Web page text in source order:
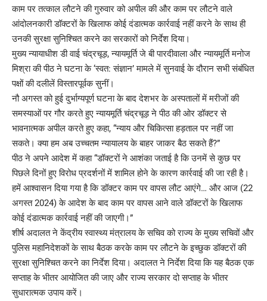
काम पर तत्काल लौटने की गुरुवार को अपील की और काम पर लौटने वाले
आंदोलनकारी डॉक्टरों के खिलाफ कोई दंडात्मक कार्रवाई नहीं करने के साथ ही
उनकी सुरक्षा सुनिश्चित करने का सरकारों को निर्देश दिया।
मुख्य न्यायाधीश डी वाई चंद्रचूड़, न्यायमूर्ति जे बी पारदीवाला और न्यायमूर्ति मनोज
मिश्रा की पीठ ने घटना के ‘स्वत: संज्ञान’ मामले में सुनवाई के दौरान सभी संबंधित
पक्षों की दलीलें विस्तारपूर्वक सुनीं।
नौ अगस्त को हुई दुर्भाग्यपूर्ण घटना के बाद देशभर के अस्पतालों में मरीजों की
समस्याओं पर गौर करते हुए न्यायमूर्ति चंद्रचूड़ ने पीठ की ओर डॉक्टर से
भावनात्मक अपील करते हुए कहा, “न्याय और चिकित्सा हड़ताल पर नहीं जा
सकते। क्या हम अब उच्चतम न्यायालय के बाहर जाकर बैठ सकते हैं?”
पीठ ने अपने आदेश में कहा “डॉक्टरों ने आशंका जताई है कि उनमें से कुछ पर
पिछले दिनों हुए विरोध प्रदर्शनों में शामिल होने के कारण कार्रवाई की जा रही है।
हमें आश्वासन दिया गया है कि डॉक्टर काम पर वापस लौट आएंगे… और आज (22
अगस्त 2024) के आदेश के बाद काम पर वापस आने वाले डॉक्टरों के खिलाफ
कोई दंडात्मक कार्रवाई नहीं की जाएगी।”
शीर्ष अदालत ने केंद्रीय स्वास्थ्य मंत्रालय के सचिव को राज्य के मुख्य सचिवों और
पुलिस महानिदेशकों के साथ बैठक करके काम पर लौटने के इच्छुक डॉक्टरों की
सुरक्षा सुनिश्चित करने का निर्देश दिया। अदालत ने निर्देश दिया कि यह बैठक एक
सप्ताह के भीतर आयोजित की जाए और राज्य सरकार दो सप्ताह के भीतर
सुधारात्मक उपाय करें।